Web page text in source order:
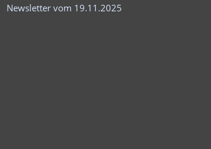
Newsletter vom 19.11.2025